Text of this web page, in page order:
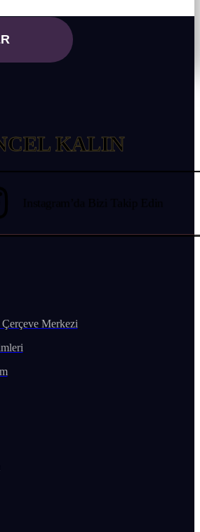
TAKİP
KALIN
Instagram’da Bizi Takip Edin
Merkezi